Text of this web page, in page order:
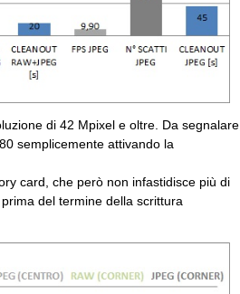
di 42 Mpixel e oltre. Da segnalare,
semplicemente attivando la
card, che però non infastidisce più di
del termine della scrittura